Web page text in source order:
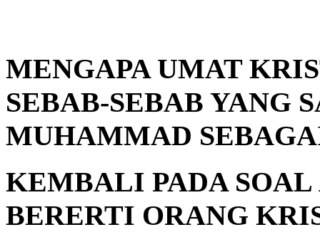
MENGAPA UMAT
SEBAB-SEBAB YANG
MUHAMMAD
KEMBALI PADA SOAL
BERERTI ORANG